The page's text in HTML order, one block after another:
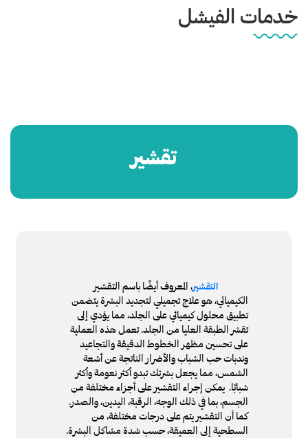
خدمات الفيشل
تقشير
التقشير، المعروف أيضًا باسم التقشير
الكيميائي، هو علاج تجميلي لتجديد البشرة يتضمن
تطبيق محلول كيميائي على الجلد، مما يؤدي إلى
تقشر الطبقة العليا من الجلد. تعمل هذه العملية
على تحسين مظهر الخطوط الدقيقة والتجاعيد
وندبات حب الشباب والأضرار الناتجة عن أشعة
الشمس، مما يجعل بشرتك تبدو أكثر نعومة وأكثر
شبابًا. يمكن إجراء التقشير على أجزاء مختلفة من
الجسم، بما في ذلك الوجه، الرقبة، اليدين، والصدر.
كما أن التقشير يتم على درجات مختلفة، من
السطحية إلى العميقة، حسب شدة مشاكل البشرة.